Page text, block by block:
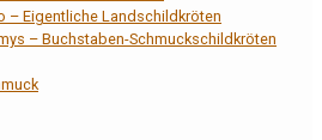
– Eigentliche Landschildkröten
– Buchstaben-Schmuckschildkröten